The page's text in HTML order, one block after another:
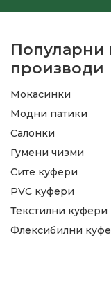
Популарни
производи
Мокасинки
Модни патики
Салонки
Гумени чизми
Сите куфери
PVC куфери
Текстилни куфери
Флексибилни